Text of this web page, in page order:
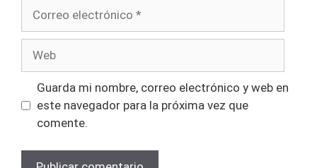
Guarda mi nombre, correo electrónico y web en
este navegador para la próxima vez que
comente.